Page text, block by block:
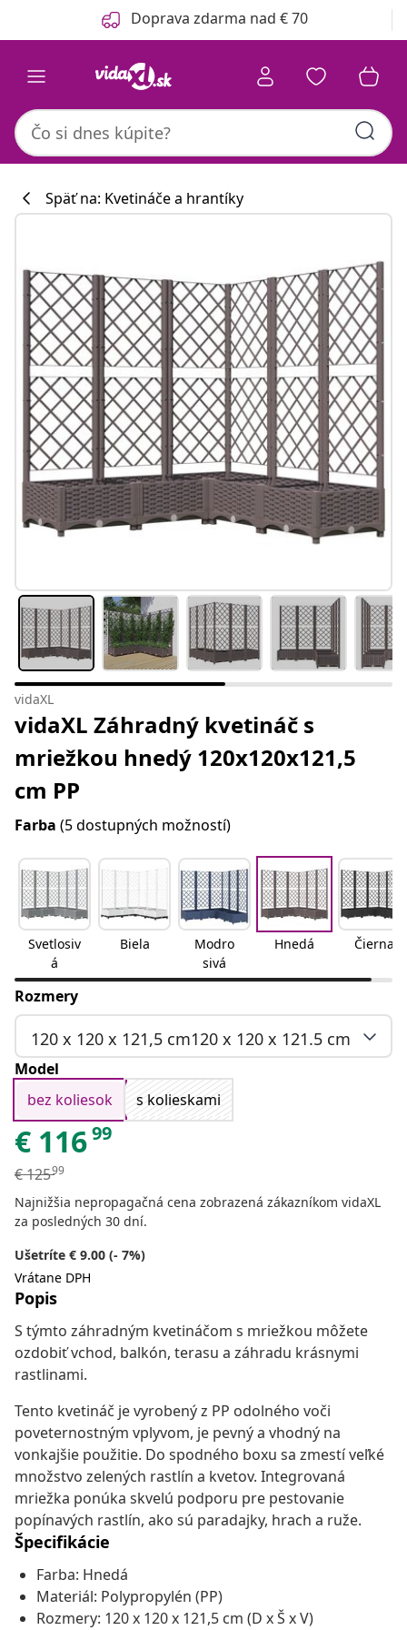
Predchádzajúce Doprava zdarma nad € 70
Späť na: Kvetináče a hrantíky
vidaXL
vidaXL Záhradný kvetináč s
mriežkou hnedý 120x120x121,5
cm PP
Farba (5 dostupných možností)
Svetlosiv
á
Biela
Modro
sivá
Hnedá Čierna
Rozmery
120 x 120 x 121,5 cm120 x 120 x 121.5 cm
Model
bez koliesok
s kolieskami
€ 11699
€12599
Najnižšia nepropagačná cena zobrazená zákazníkom vidaXL
za posledných 30 dní.
Ušetríte € 9.00 (- 7%)
Vrátane DPH
Popis
S týmto záhradným kvetináčom s mriežkou môžete
ozdobiť vchod, balkón, terasu a záhradu krásnymi
rastlinami.
Tento kvetináč je vyrobený z PP odolného voči
poveternostným vplyvom, je pevný a vhodný na
vonkajšie použitie. Do spodného boxu sa zmestí veľké
množstvo zelených rastlín a kvetov. Integrovaná
mriežka ponúka skvelú podporu pre pestovanie
popínavých rastlín, ako sú paradajky, hrach a ruže.
Špecifikácie
Farba: Hnedá
Materiál: Polypropylén (PP)
Rozmery: 120 x 120 x 121,5 cm (D x Š x V)